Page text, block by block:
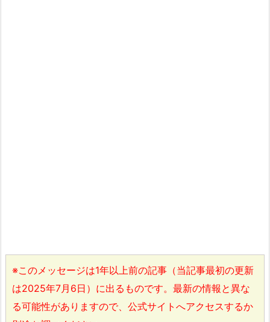
※このメッセージは1年以上前の記事（当記事最初の更新
は2025年7月6日）に出るものです。最新の情報と異な
る可能性がありますので、公式サイトへアクセスするか